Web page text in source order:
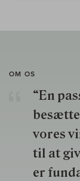
OM OS
“En
vores
til at
er